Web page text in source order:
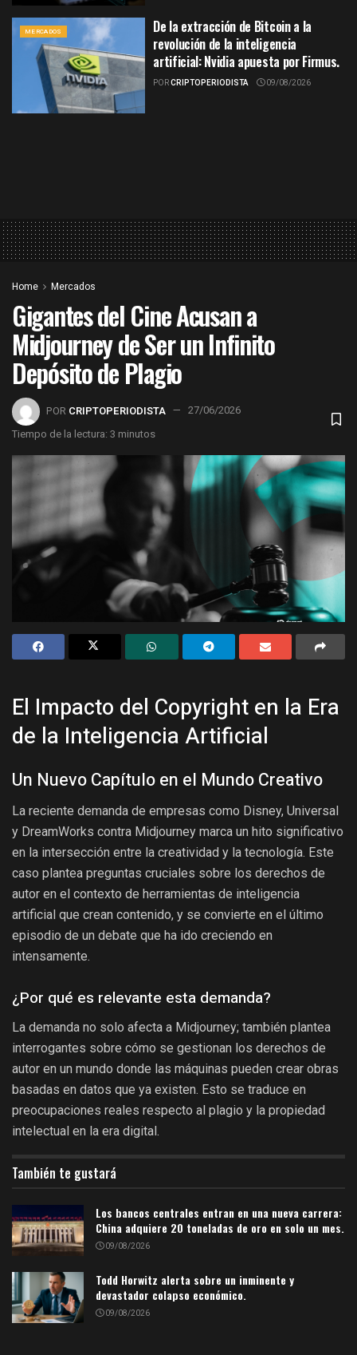
MERCADOS
De la extracción de Bitcoin a la
revolución de la inteligencia
artificial: Nvidia apuesta por Firmus.
PORCRIPTOPERIODISTA 09/08/2026
Home Mercados
Gigantes del Cine Acusan a
Midjourney de Ser un Infinito
Depósito de Plagio
POR CRIPTOPERIODISTA
27/06/2026
Tiempo de la lectura: 3 minutos
El Impacto del Copyright en la Era
de la Inteligencia Artificial
Un Nuevo Capítulo en el Mundo Creativo
La reciente demanda de empresas como Disney, Universal
y DreamWorks contra Midjourney marca un hito significativo
en la intersección entre la creatividad y la tecnología. Este
caso plantea preguntas cruciales sobre los derechos de
autor en el contexto de herramientas de inteligencia
artificial que crean contenido, y se convierte en el último
episodio de un debate que ha ido creciendo en
intensamente.
¿Por qué es relevante esta demanda?
La demanda no solo afecta a Midjourney; también plantea
interrogantes sobre cómo se gestionan los derechos de
autor en un mundo donde las máquinas pueden crear obras
basadas en datos que ya existen. Esto se traduce en
preocupaciones reales respecto al plagio y la propiedad
intelectual en la era digital.
También te gustará
Los bancos centrales entran en una nueva carrera:
China adquiere 20 toneladas de oro en solo un mes.
09/08/2026
Todd Horwitz alerta sobre un inminente y
devastador colapso económico.
09/08/2026